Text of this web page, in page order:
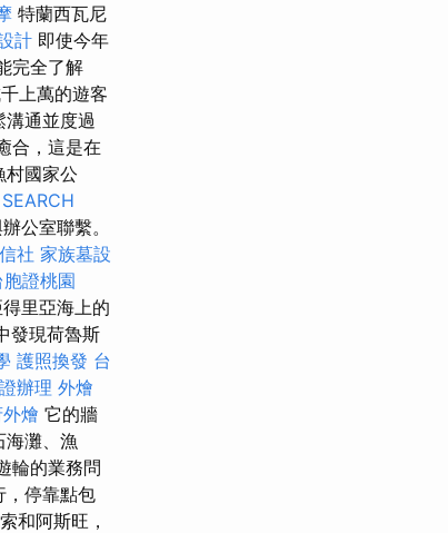
特蘭西瓦尼
計 即使今年
完全了解
上萬的遊客
通並度過
合，這是在
村國家公
公室聯繫。
社 家族墓設
胞證桃園
里亞海上的
發現荷魯斯
護照換發 台
辦理 外燴
燴 它的牆
海灘、漁
輪的業務問
，停靠點包
和阿斯旺，